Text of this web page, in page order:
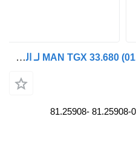
ضوء خلفي MAN TGX 33.680 (01.07-) 81259080464 لـ السيارات القاطرة MAN TGL, TGM, TGS, TGX (2005-2021)
81259080464 81259080476 81.25908-0464 81.25908-